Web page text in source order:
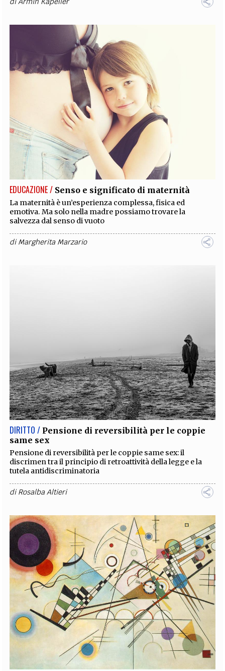
EDUCAZIONE / Senso e significato di maternità
La maternità è un’esperienza complessa, fisica ed
emotiva. Ma solo nella madre possiamo trovare la
salvezza dal senso di vuoto
diMargherita Marzario
DIRITTO / Pensione di reversibilità per le coppie
same sex
Pensione di reversibilità per le coppie same sex: il
discrimen tra il principio di retroattività della legge e la
tutela antidiscriminatoria
diRosalba Altieri